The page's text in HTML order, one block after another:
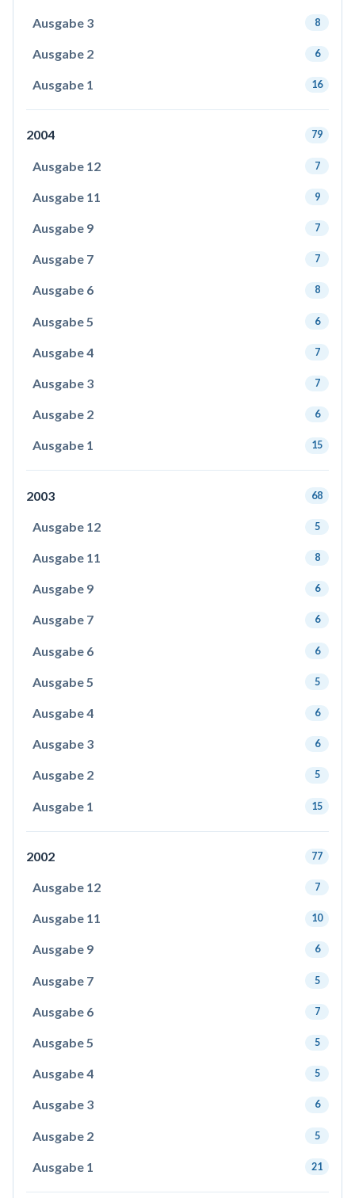
Ausgabe 3 8
Ausgabe 2 6
Ausgabe 1 16
2004 79
Ausgabe 12 7
Ausgabe 11 9
Ausgabe 9 7
Ausgabe 7 7
Ausgabe 6 8
Ausgabe 5 6
Ausgabe 4 7
Ausgabe 3 7
Ausgabe 2 6
Ausgabe 1 15
2003 68
Ausgabe 12 5
Ausgabe 11 8
Ausgabe 9 6
Ausgabe 7 6
Ausgabe 6 6
Ausgabe 5 5
Ausgabe 4 6
Ausgabe 3 6
Ausgabe 2 5
Ausgabe 1 15
2002 77
Ausgabe 12 7
Ausgabe 11 10
Ausgabe 9 6
Ausgabe 7 5
Ausgabe 6 7
Ausgabe 5 5
Ausgabe 4 5
Ausgabe 3 6
Ausgabe 2 5
Ausgabe 1 21